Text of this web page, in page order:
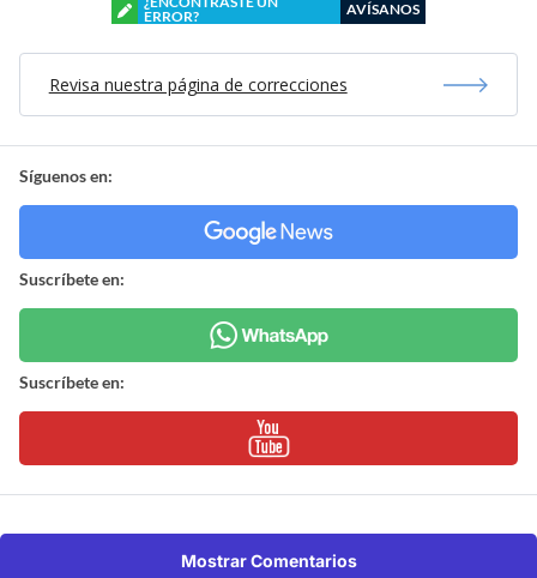
ERROR?
AVÍSANOS
Revisa nuestra página de correcciones
Síguenos en:
Suscríbete en:
Suscríbete en:
Mostrar Comentarios